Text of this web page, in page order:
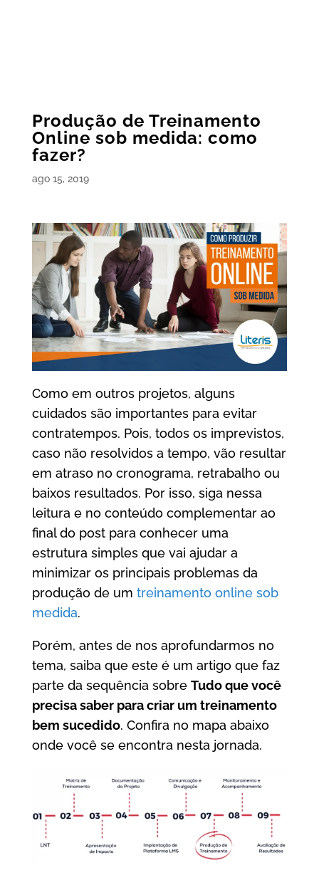
Produção de Treinamento
Online sob medida: como
fazer?
ago 15, 2019
Como em outros projetos, alguns
cuidados são importantes para evitar
contratempos. Pois, todos os imprevistos,
caso não resolvidos a tempo, vão resultar
em atraso no cronograma, retrabalho ou
baixos resultados. Por isso, siga nessa
leitura e no conteúdo complementar ao
final do post para conhecer uma
estrutura simples que vai ajudar a
minimizar os principais problemas da
produção de um treinamento online sob
medida.
Porém, antes de nos aprofundarmos no
tema, saiba que este é um artigo que faz
parte da sequência sobre Tudo que você
precisa saber para criar um treinamento
bem sucedido. Confira no mapa abaixo
onde você se encontra nesta jornada.